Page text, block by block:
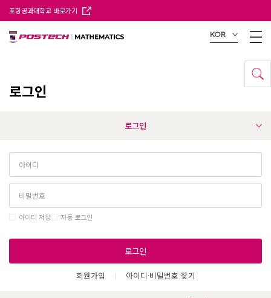
포항공과대학교 바로가기
KOR
로그인
로그인
아이디 저장 자동 로그인
로그인
회원가입 아이디·비밀번호 찾기